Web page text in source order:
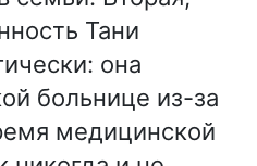
Тани
она
больнице из-за
медицинской